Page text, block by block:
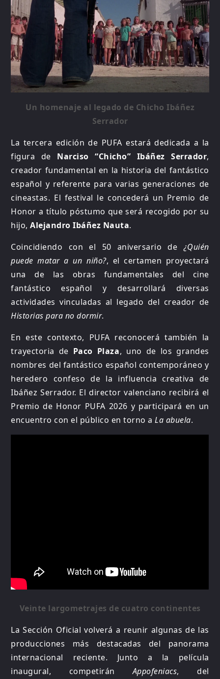
Un homenaje al legado de Chicho Ibáñez
Serrador
La tercera edición de PUFA estará dedicada a la
figura de Narciso “Chicho” Ibáñez Serrador,
creador fundamental en la historia del fantástico
español y referente para varias generaciones de
cineastas. El festival le concederá un Premio de
Honor a título póstumo que será recogido por su
hijo,Alejandro Ibáñez Nauta.
Coincidiendo con el 50 aniversario de¿Quién
puede matar a un niño?, el certamen proyectará
una de las obras fundamentales del cine
fantástico español y desarrollará diversas
actividades vinculadas al legado del creador de
Historias para no dormir.
En este contexto, PUFA reconocerá también la
trayectoria de Paco Plaza, uno de los grandes
nombres del fantástico español contemporáneo y
heredero confeso de la influencia creativa de
Ibáñez Serrador. El director valenciano recibirá el
Premio de Honor PUFA 2026 y participará en un
encuentro con el público en torno aLa abuela.
Veinte largometrajes de cuatro continentes
La Sección Oficial volverá a reunir algunas de las
producciones más destacadas del panorama
internacional reciente. Junto a la película
inaugural, competiránAppofeniacs, del